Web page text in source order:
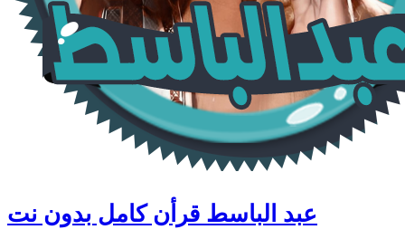
عبد الباسط قرأن كامل بدون نت